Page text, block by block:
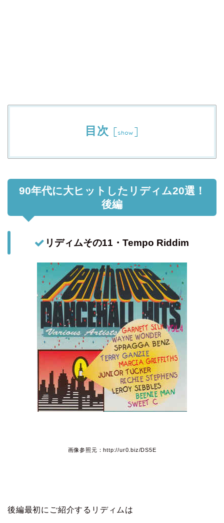
目次 [show ]
90年代に大ヒットしたリディム20選！
後編
リディムその11・Tempo Riddim
画像参照元：http://ur0.biz/DS5E
後編最初にご紹介するリディムは